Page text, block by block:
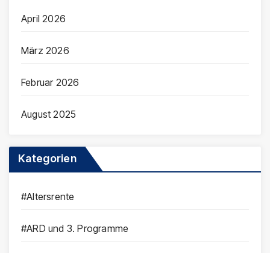
April 2026
März 2026
Februar 2026
August 2025
Kategorien
#Altersrente
#ARD und 3. Programme